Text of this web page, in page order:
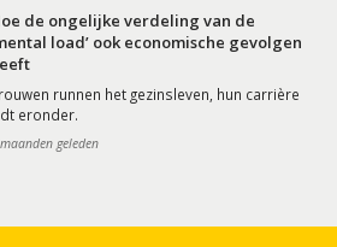
de ongelijke verdeling van de
load’ ook economische gevolgen
runnen het gezinsleven, hun carrière
eronder.
geleden